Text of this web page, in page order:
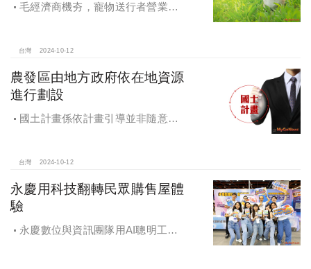
毛經濟商機夯，寵物送行者營業額
台灣 2024-10-12
農發區由地方政府依在地資源
進行劃設
國土計畫係依計畫引導並非隨意亂
台灣 2024-10-12
永慶用科技翻轉民眾購售屋體
驗
永慶數位與資訊團隊用AI聰明工